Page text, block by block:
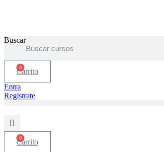
Buscar
0
Carrito
Entra
Registrate
0
Carrito